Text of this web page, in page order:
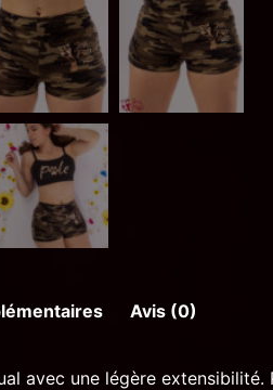
Avis (0)
avec une légère